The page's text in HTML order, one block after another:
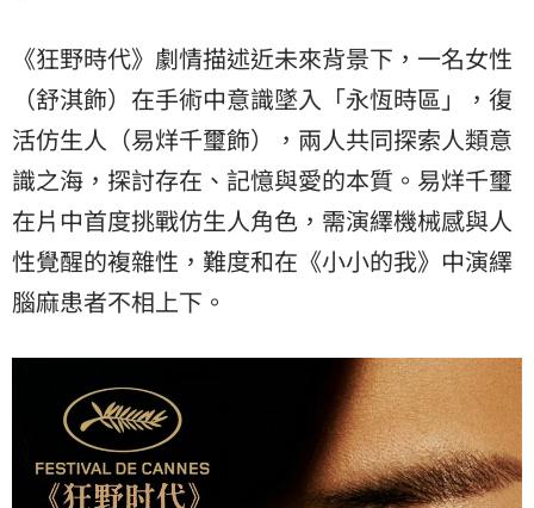
《狂野時代》劇情描述近未來背景下，一名女性
（舒淇飾）在手術中意識墜入「永恆時區」，復
活仿生人（易烊千璽飾），兩人共同探索人類意
識之海，探討存在、記憶與愛的本質。易烊千璽
在片中首度挑戰仿生人角色，需演繹機械感與人
性覺醒的複雜性，難度和在《小小的我》中演繹
腦麻患者不相上下。